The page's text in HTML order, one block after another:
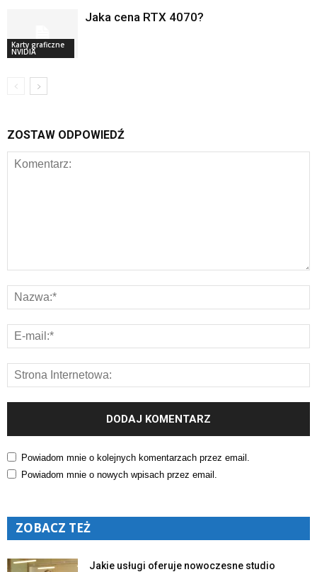
Karty graficzne
NVIDIA
Jaka cena RTX 4070?
ZOSTAW ODPOWIEDŹ
Powiadom mnie o kolejnych komentarzach przez email.
Powiadom mnie o nowych wpisach przez email.
ZOBACZ TEŻ
Jakie usługi oferuje nowoczesne studio